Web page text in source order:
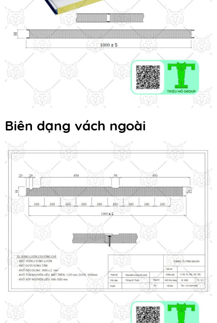
Biên dạng vách ngoài